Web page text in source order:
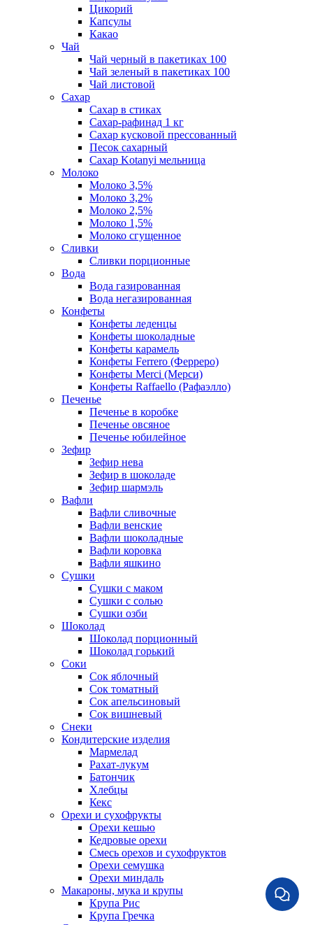
Цикорий
Капсулы
Какао
Чай
Чай черный в пакетиках 100
Чай зеленый в пакетиках 100
Чай листовой
Сахар
Сахар в стиках
Сахар-рафинад 1 кг
Сахар кусковой прессованный
Песок сахарный
Сахар Kotanyi мельница
Молоко
Молоко 3,5%
Молоко 3,2%
Молоко 2,5%
Молоко 1,5%
Молоко сгущенное
Сливки
Сливки порционные
Вода
Вода газированная
Вода негазированная
Конфеты
Конфеты леденцы
Конфеты шоколадные
Конфеты карамель
Конфеты Ferrero (Ферреро)
Конфеты Merci (Мерси)
Конфеты Raffaello (Рафаэлло)
Печенье
Печенье в коробке
Печенье овсяное
Печенье юбилейное
Зефир
Зефир нева
Зефир в шоколаде
Зефир шармэль
Вафли
Вафли сливочные
Вафли венские
Вафли шоколадные
Вафли коровка
Вафли яшкино
Сушки
Сушки с маком
Сушки с солью
Сушки озби
Шоколад
Шоколад порционный
Шоколад горький
Соки
Сок яблочный
Сок томатный
Сок апельсиновый
Сок вишневый
Снеки
Кондитерские изделия
Мармелад
Рахат-лукум
Батончик
Хлебцы
Кекс
Орехи и сухофрукты
Орехи кешью
Кедровые орехи
Смесь орехов и сухофруктов
Орехи семушка
Орехи миндаль
Макароны, мука и крупы
Крупа Рис
Крупа Гречка